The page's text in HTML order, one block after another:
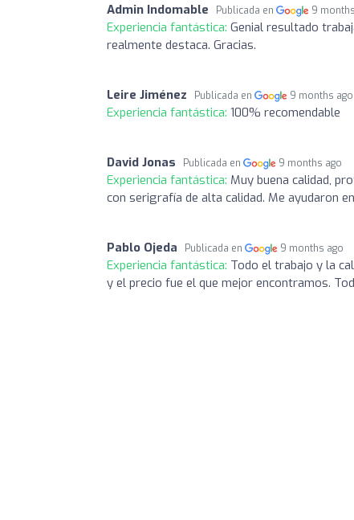
Admin Indomable Publicada en 9
Experiencia fantástica: Genial resultado
realmente destaca. Gracias.
Leire Jiménez Publicada en 9 months ago
Experiencia fantástica: 100% recomendable
David Jonas Publicada en 9 months ago
Experiencia fantástica: Muy buena calidad,
con serigrafía de alta calidad. Me ayudaron
Pablo Ojeda Publicada en 9 months ago
Experiencia fantástica: Todo el trabajo y la
y el precio fue el que mejor encontramos.